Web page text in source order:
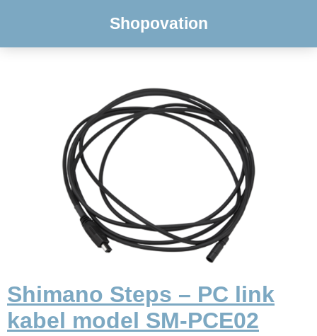
Shopovation
Shimano Steps – PC link
kabel model SM-PCE02